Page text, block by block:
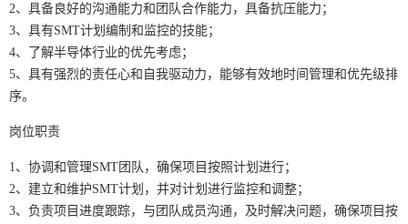
2、具备良好的沟通能力和团队合作能力，具备抗压能力；
3、具有SMT计划编制和监控的技能；
4、了解半导体行业的优先考虑；
5、具有强烈的责任心和自我驱动力，能够有效地时间管理和优先级排
序。
岗位职责
1、协调和管理SMT团队，确保项目按照计划进行；
2、建立和维护SMT计划，并对计划进行监控和调整；
3、负责项目进度跟踪，与团队成员沟通，及时解决问题，确保项目按